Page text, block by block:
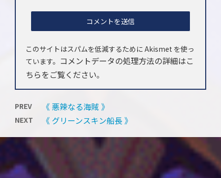
このサイトはスパムを低減するために Akismet を使っ
ています。 コメントデータの処理方法の詳細はこ
ちらをご覧ください。
PREV 《 悪辣なる海賊 》
NEXT 《 グリーンスキン船長 》